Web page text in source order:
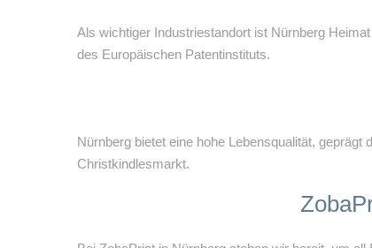
Als wichtiger Industriestandort ist Nürnberg
des Europäischen Patentinstituts.
Nürnberg bietet eine hohe Lebensqualität,
Christkindlesmarkt.